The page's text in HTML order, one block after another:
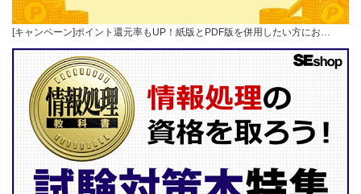
[キャンペーン]ポイント還元率もUP！紙版とPDF版を併用したい方にお…